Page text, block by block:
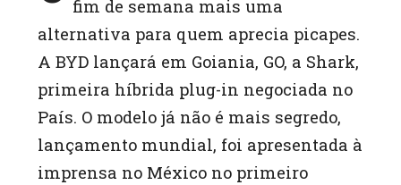
fim de semana mais uma
alternativa para quem aprecia picapes.
A BYD lançará em Goiania, GO, a Shark,
primeira híbrida plug-in negociada no
País. O modelo já não é mais segredo,
lançamento mundial, foi apresentada à
imprensa no México no primeiro